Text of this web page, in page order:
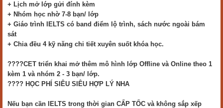
+ Lịch mở lớp gửi đính kèm
+ Nhóm học nhờ 7-8 bạn/ lớp
+ Giáo trình IELTS có band điểm lộ trình, sách nước ngoài bám
sát
+ Chia đều 4 kỹ năng chi tiết xuyên suốt khóa học.
????CET triển khai mở thêm mô hình lớp Offline và Online theo 1
kèm 1 và nhóm 2 - 3 bạn/ lớp.
???? HỌC PHÍ SIÊU SIÊU HỢP LÝ NHA
Nếu bạn cần IELTS trong thời gian CẤP TỐC và không sắp xếp